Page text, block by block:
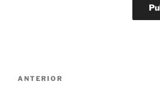
Navegação
Post
ANTERIOR